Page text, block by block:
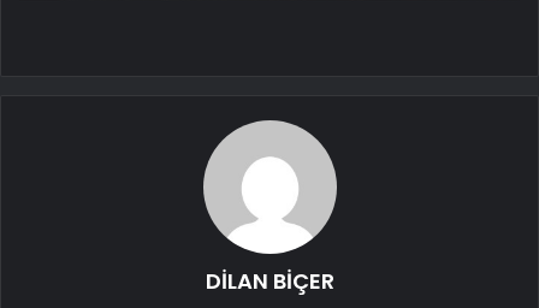
DİLAN BİÇER